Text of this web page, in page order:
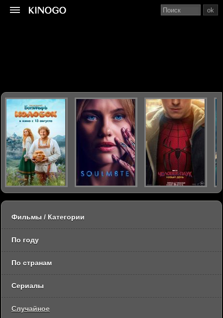
ok
Фильмы / Категории
По году
По странам
Сериалы
Случайное